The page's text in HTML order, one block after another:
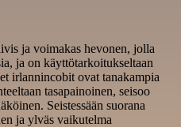
ja voimakas hevonen, jolla
ja on käyttötarkoitukseltaan
irlannincobit ovat tanakampia
tasapainoinen, seisoo
Seistessään suorana
ja ylväs vaikutelma